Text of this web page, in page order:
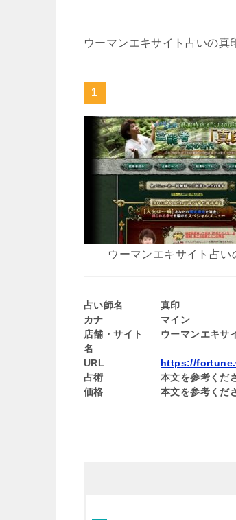
ウーマンエキサイト占いの真
ウーマンエキサイト占い
占い師名
真印
カナ
マイン
店舗・サイト
名
ウーマンエキサ
URL
https://
占術
本文を参考くだ
価格
本文を参考くだ